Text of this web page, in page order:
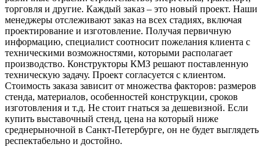
торговля и другие. Каждый заказ – это новый проект. Наши
менеджеры отслеживают заказ на всех стадиях, включая
проектирование и изготовление. Получая первичную
информацию, специалист соотносит пожелания клиента с
техническими возможностями, которыми располагает
производство. Конструкторы КМЗ решают поставленную
техническую задачу. Проект согласуется с клиентом.
Стоимость заказа зависит от множества факторов: размеров
стенда, материалов, особенностей конструкции, сроков
изготовления и т.д. Не стоит гнаться за дешевизной. Если
купить выставочный стенд, цена на который ниже
среднерыночной в Санкт-Петербурге, он не будет выглядеть
респектабельно и достойно.